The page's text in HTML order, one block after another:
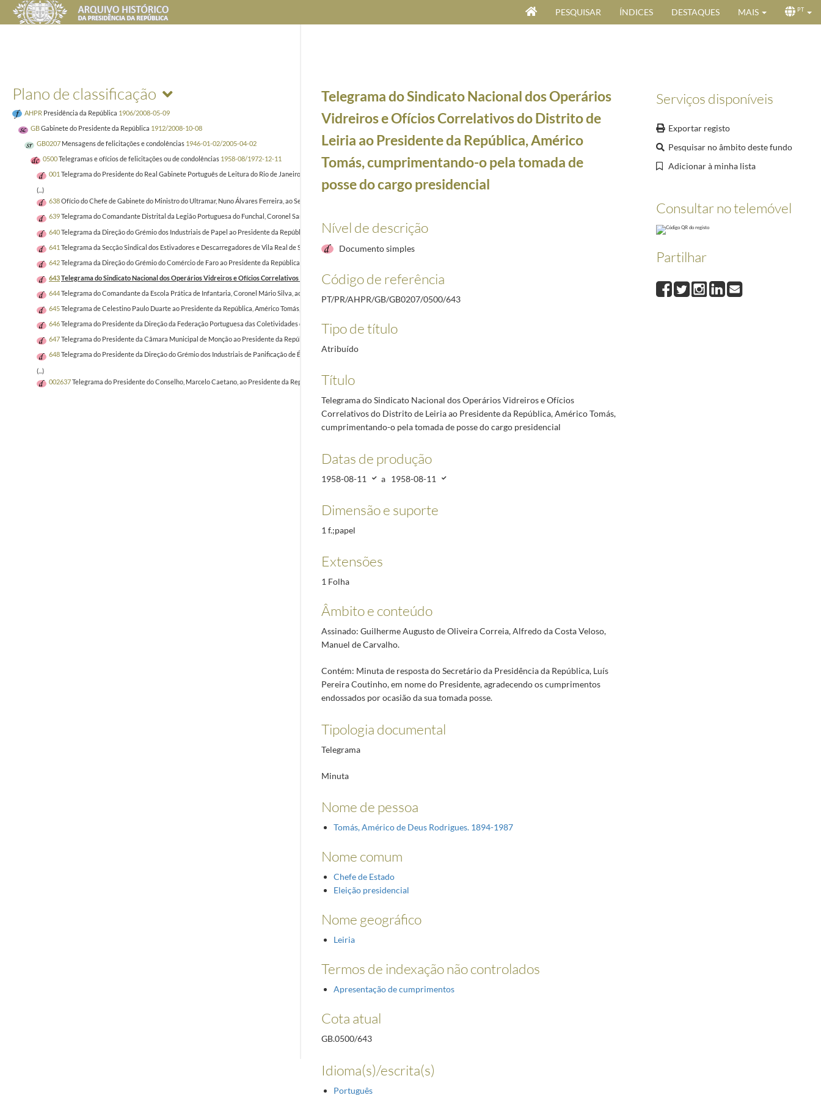
PESQUISAR ÍNDICES DESTAQUES MAIS PT
Plano de classificação
AHPR Presidência da República 1906/2008-05-09
GBGabinete do Presidente da República 1912/2008-10-08
GB0207 Mensagens de felicitações e condolências 1946-01-02/2005-04-02
0500Telegramas e ofícios de felicitações ou de condolências 1958-08/1972-12-11
001 Telegrama do Presidente do Real Gabinete Português de Leitura do Rio de Janeiro, Alfredo Nunes, ao Presidente da República, Américo Tomás, felicitando-o pela sua eleição para o cargo presidencial
(...)
638Ofício do Chefe de Gabinete do Ministro do Ultramar, Nuno Álvares Ferreira, ao Secretário da Presidência da República, Luís Pereira Coutinho, solicitando que, em nome dos Governos das Províncias Ultramarinas, apresente ao Chefe de Estado, Américo
639Telegrama do Comandante Distrital da Legião Portuguesa do Funchal, Coronel Santos Pereira, ao Presidente da República, Américo Tomás, saudando-o pela tomada de posse do cargo presidencial
640Telegrama da Direção do Grémio dos Industriais de Papel ao Presidente da República, Américo Tomás, cumprimentando-o pela tomada de posse do cargo presidencial
641 Telegrama da Secção Sindical dos Estivadores e Descarregadores de Vila Real de Santo António ao Presidente da República, Américo Tomás, cumprimentando-o pela tomada de posse do cargo presidencial
642Telegrama da Direção do Grémio do Comércio de Faro ao Presidente da República, Américo Tomás cumprimentando-o pela tomada de posse do cargo presidencial
643Telegrama do Sindicato Nacional dos Operários Vidreiros e Ofícios Correlativos do Distrito de Leiria ao Presidente da República, Américo Tomás, cumprimentando-o pela tomada de posse do cargo presidencial
644Telegrama do Comandante da Escola Prática de Infantaria, Coronel Mário Silva, ao Chefe da Casa Militar do Presidente da República, Brigadeiro Emírcio Teixeira Pinto, cumprimentando o Chefe de Estado, Américo Tomás, pela tomada de posse do cargo
645Telegrama de Celestino Paulo Duarte ao Presidente da República, Américo Tomás, cumprimentando-o pela tomada de posse do cargo presidencial
646Telegrama do Presidente da Direção da Federação Portuguesa das Coletividades de Cultura e Recreio, Rogério Fonseca, ao Presidente da República, Américo Tomás, cumprimentando-o pela tomada de posse e desejando-lhe felicidades no desempenho do
647Telegrama do Presidente da Câmara Municipal de Monção ao Presidente da República, Américo Tomás, cumprimentando e felicitando-o pela tomada de posse do cargo presidencial
648Telegrama do Presidente da Direção do Grémio dos Industriais de Panificação de Évora, Raul António de Albergaria de Seixas, ao Presidente da República, Américo Tomás, cumprimentando-o pela tomada de posse e desejando-lhe êxito no desempenho do cargo
(...)
002637Telegrama do Presidente do Conselho, Marcelo Caetano, ao Presidente da República, Américo Tomás, por ocasião do final da visita às capitais das províncias ultramarinas
Serviços disponíveis
Exportar registo
Pesquisar no âmbito deste fundo
Adicionar à minha lista
Consultar no telemóvel
Partilhar
Telegrama do Sindicato Nacional dos Operários
Vidreiros e Ofícios Correlativos do Distrito de
Leiria ao Presidente da República, Américo
Tomás, cumprimentando-o pela tomada de
posse do cargo presidencial
Nível de descrição
Documento simples
Código de referência
PT/PR/AHPR/GB/GB0207/0500/643
Tipo de título
Atribuído
Título
Telegrama do Sindicato Nacional dos Operários Vidreiros e Ofícios
Correlativos do Distrito de Leiria ao Presidente da República, Américo Tomás,
cumprimentando-o pela tomada de posse do cargo presidencial
Datas de produção
1958-08-11 a 1958-08-11
Dimensão e suporte
1 f.;papel
Extensões
1 Folha
Âmbito e conteúdo
Assinado: Guilherme Augusto de Oliveira Correia, Alfredo da Costa Veloso,
Manuel de Carvalho.
Contém: Minuta de resposta do Secretário da Presidência da República, Luís
Pereira Coutinho, em nome do Presidente, agradecendo os cumprimentos
endossados por ocasião da sua tomada posse.
Tipologia documental
Telegrama
Minuta
Nome de pessoa
Tomás, Américo de Deus Rodrigues. 1894-1987
Nome comum
Chefe de Estado
Eleição presidencial
Nome geográfico
Leiria
Termos de indexação não controlados
Apresentação de cumprimentos
Cota atual
GB.0500/643
Idioma(s)/escrita(s)
Português